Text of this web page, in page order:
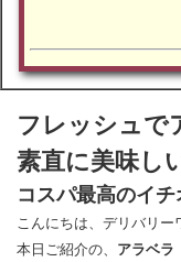
フレッシュで
素直に美味し
コスパ最高のイチ
こんにちは、デリバリー
本日ご紹介の、 アラベ